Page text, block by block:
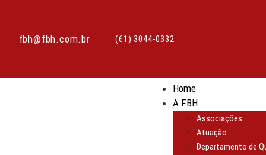
fbh@fbh.com.br (61) 3044-0332
Home
A FBH
Associações
Atuação
Departamento de